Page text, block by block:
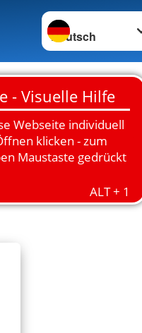
Sprache wechseln zu